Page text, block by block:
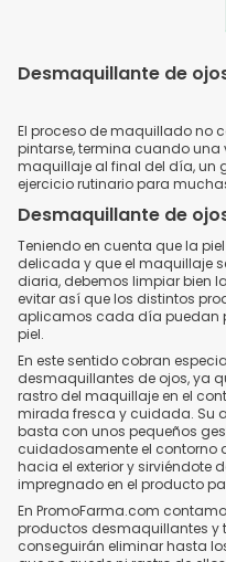
Desmaquillante de
El proceso de maquillado no
pintarse, termina cuando una
maquillaje al final del día, un
ejercicio rutinario para
Desmaquillante de
Teniendo en cuenta que la
delicada y que el maquillaje
diaria, debemos limpiar bien
evitar así que los distintos
aplicamos cada día puedan
piel.
En este sentido cobran
desmaquillantes de ojos, ya
rastro del maquillaje en el
mirada fresca y cuidada. Su
basta con unos pequeños
cuidadosamente el contorno
hacia el exterior y sirviéndote
impregnado en el producto
En PromoFarma.com
productos desmaquillantes y
conseguirán eliminar hasta